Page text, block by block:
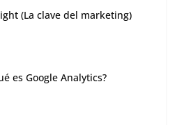
(La clave del marketing)
es Google Analytics?